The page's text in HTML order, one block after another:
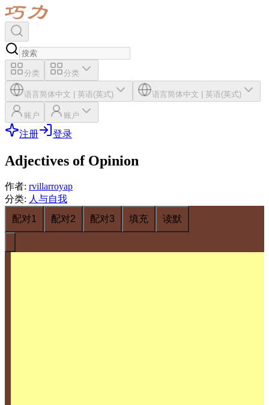
分类 分类
语言简体中文 | 英语(英式) 语言简体中文 | 英语(英式)
账户 账户
注册 登录
Adjectives of Opinion
作者: rvillarroyap
分类: 人与自我
配对1
配对2 配对3 填充 读默